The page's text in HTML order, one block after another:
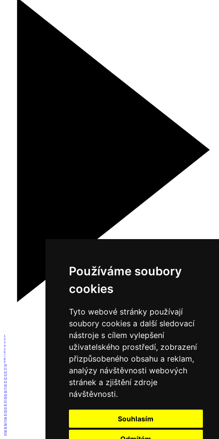
Používáme soubory
cookies
Tyto webové stránky používají
soubory cookies a další sledovací
nástroje s cílem vylepšení
uživatelského prostředí, zobrazení
přizpůsobeného obsahu a reklam,
analýzy návštěvnosti webových
stránek a zjištění zdroje
návštěvnosti.
Souhlasím
1
2
3
4
5
6
7
8
9
10
11
12
13
14
15
16
17
18
19
20
21
22
23
24
25
26
27
28
29
30
31